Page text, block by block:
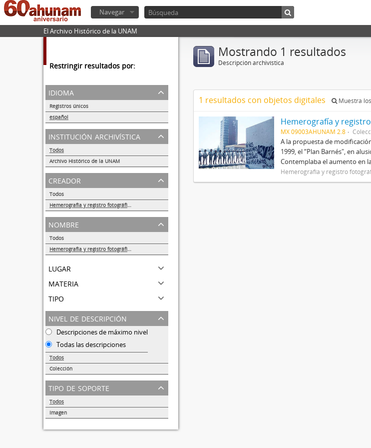
Navegar
El Archivo Histórico de la UNAM
Restringir resultados por:
idioma
Registros únicos
español
1
institución archivística
Todos
Archivo Histórico de la UNAM
1
creador
Todos
Hemerografía y registro fotográfico sobre el conflicto universitario de 1999-2000
1
nombre
Todos
Hemerografía y registro fotográfico sobre el conflicto universitario de 1999-2000
lugar
materia
tipo
nivel de descripción
Descripciones de máximo nivel
Todas las descripciones
Todos
Colección
1
tipo de soporte
Todos
Imagen
Mostrando 1 resultados
Descripción archivística
1 resultados con objetos digitales Muestra
Hemerografía y
MX 09003AHUNAM 2.8
A la propuesta de
1999, el “Plan Barnés", en
Contemplaba el aumento en
Hemerografía y registro